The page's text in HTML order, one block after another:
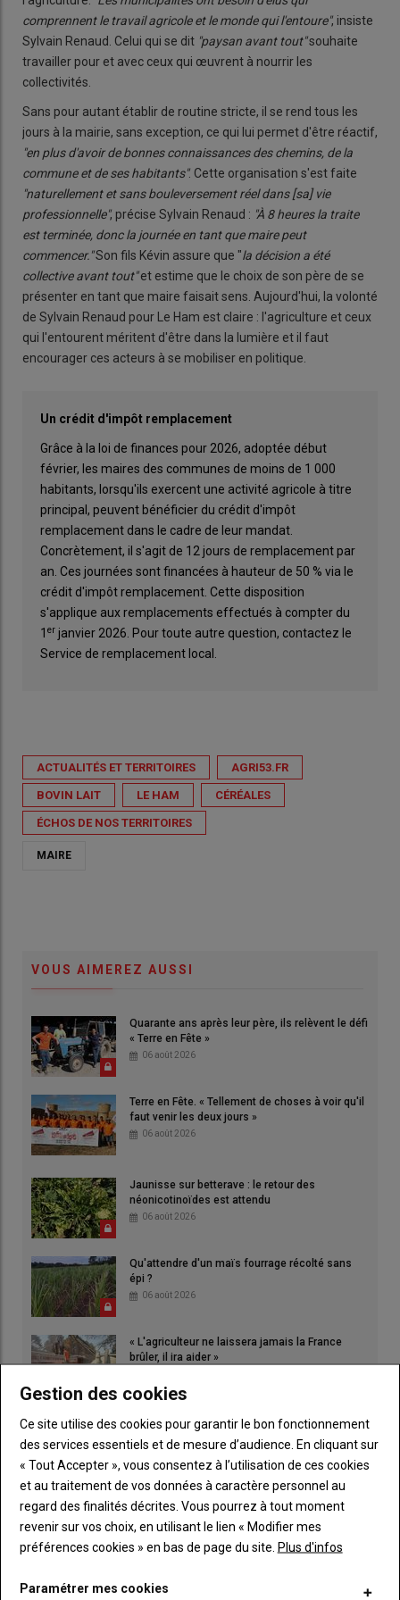
comprennent le travail agricole et le monde qui l'entoure", insiste
Sylvain Renaud. Celui qui se dit "paysan avant tout"souhaite
travailler pour et avec ceux qui œuvrent à nourrir les
collectivités.
Sans pour autant établir de routine stricte, il se rend tous les
jours à la mairie, sans exception, ce qui lui permet d'être réactif,
"en plus d'avoir de bonnes connaissances des chemins, de la
commune et de ses habitants". Cette organisation s'est faite
"naturellement et sans bouleversement réel dans [sa] vie
professionnelle", précise Sylvain Renaud : "À 8 heures la traite
est terminée, donc la journée en tant que maire peut
commencer."Son fils Kévin assure que "la décision a été
collective avant tout"et estime que le choix de son père de se
présenter en tant que maire faisait sens. Aujourd'hui, la volonté
de Sylvain Renaud pour Le Ham est claire : l'agriculture et ceux
qui l'entourent méritent d'être dans la lumière et il faut
encourager ces acteurs à se mobiliser en politique.
Un crédit d'impôt remplacement
Grâce à la loi de finances pour 2026, adoptée début
février, les maires des communes de moins de 1 000
habitants, lorsqu'ils exercent une activité agricole à titre
principal, peuvent bénéficier du crédit d'impôt
remplacement dans le cadre de leur mandat.
Concrètement, il s'agit de 12 jours de remplacement par
an. Ces journées sont financées à hauteur de 50 % via le
crédit d'impôt remplacement. Cette disposition
s'applique aux remplacements effectués à compter du
1 er janvier 2026. Pour toute autre question, contactez le
Service de remplacement local.
ACTUALITÉS ET TERRITOIRES AGRI53.FR
BOVIN LAIT LE HAM CÉRÉALES
ÉCHOS DE NOS TERRITOIRES
MAIRE
VOUS AIMEREZ AUSSI
Quarante ans après leur père, ils relèvent le défi
« Terre en Fête »
06 août 2026
Terre en Fête. « Tellement de choses à voir qu'il
faut venir les deux jours »
06 août 2026
Jaunisse sur betterave : le retour des
néonicotinoïdes est attendu
06 août 2026
Qu'attendre d'un maïs fourrage récolté sans
épi ?
06 août 2026
« L'agriculteur ne laissera jamais la France
brûler, il ira aider »
Gestion des cookies
Ce site utilise des cookies pour garantir le bon fonctionnement
des services essentiels et de mesure d’audience. En cliquant sur
« Tout Accepter », vous consentez à l’utilisation de ces cookies
et au traitement de vos données à caractère personnel au
regard des finalités décrites. Vous pourrez à tout moment
revenir sur vos choix, en utilisant le lien « Modifier mes
préférences cookies » en bas de page du site. Plus d'infos
Paramétrer mes cookies